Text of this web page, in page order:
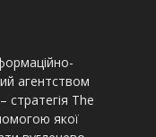
агентством
стратегія The
якої